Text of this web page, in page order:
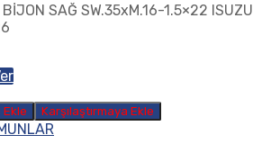
BİJON SAĞ SW.35xM.16-1.5×22 ISUZU
Ekle Karşılaştırmaya Ekle